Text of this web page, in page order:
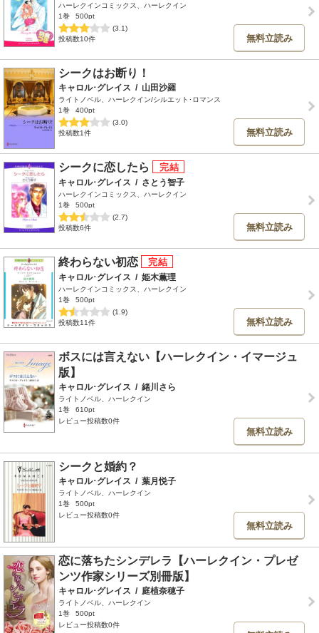
ハーレクインコミックス、ハーレクイン
1巻
500pt
(3.1)
投稿数10件
無料立読み
シークはお断り！
キャロル･グレイス / 山田沙羅
ライトノベル、ハーレクイン/シルエット･ロマンス
1巻
400pt
(3.0)
投稿数1件
無料立読み
シークに恋したら
キャロル･グレイス / さとう智子
ハーレクインコミックス、ハーレクイン
1巻
500pt
(2.7)
投稿数6件
無料立読み
終わらない初恋
キャロル･グレイス / 姫木薫理
ハーレクインコミックス、ハーレクイン
1巻
500pt
(1.9)
投稿数11件
無料立読み
ボスには言えない【ハーレクイン・イマージュ
版】
キャロル･グレイス / 緒川さら
ライトノベル、ハーレクイン
1巻
610pt
レビュー投稿数0件
無料立読み
シークと婚約？
キャロル･グレイス / 葉月悦子
ライトノベル、ハーレクイン
1巻
500pt
レビュー投稿数0件
無料立読み
恋に落ちたシンデレラ【ハーレクイン・プレゼ
ンツ作家シリーズ別冊版】
キャロル･グレイス / 庭植奈穂子
ライトノベル、ハーレクイン
1巻
500pt
レビュー投稿数0件